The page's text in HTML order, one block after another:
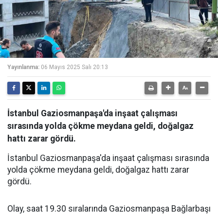
Yayınlanma: 06 Mayıs 2025 Salı 20:13
İstanbul Gaziosmanpaşa'da inşaat çalışması
sırasında yolda çökme meydana geldi, doğalgaz
hattı zarar gördü.
İstanbul Gaziosmanpaşa'da inşaat çalışması sırasında
yolda çökme meydana geldi, doğalgaz hattı zarar
gördü.
Olay, saat 19.30 sıralarında Gaziosmanpaşa Bağlarbaşı